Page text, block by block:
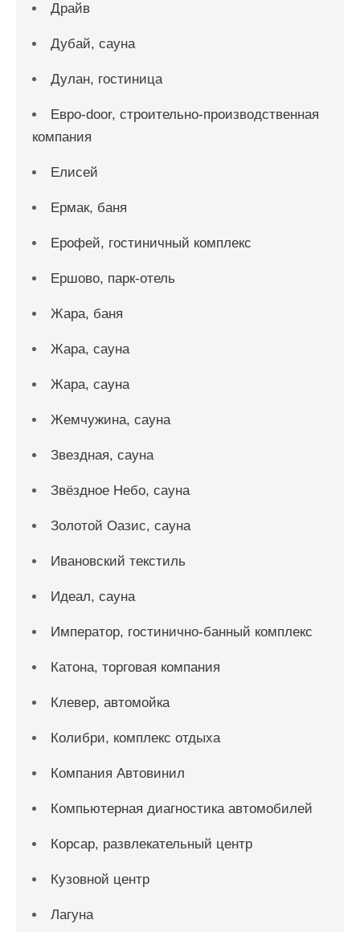
Драйв
Дубай, сауна
Дулан, гостиница
Евро-door, строительно-производственная
компания
Елисей
Ермак, баня
Ерофей, гостиничный комплекс
Ершово, парк-отель
Жара, баня
Жара, сауна
Жара, сауна
Жемчужина, сауна
Звездная, сауна
Звёздное Небо, сауна
Золотой Оазис, сауна
Ивановский текстиль
Идеал, сауна
Император, гостинично-банный комплекс
Катона, торговая компания
Клевер, автомойка
Колибри, комплекс отдыха
Компания Автовинил
Компьютерная диагностика автомобилей
Корсар, развлекательный центр
Кузовной центр
Лагуна